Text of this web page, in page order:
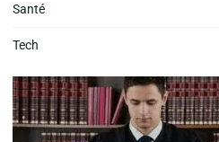
Santé
Tech